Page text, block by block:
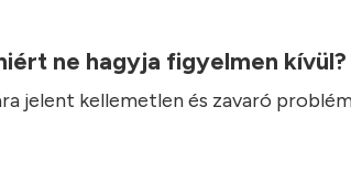
ne hagyja figyelmen kívül?
jelent kellemetlen és zavaró